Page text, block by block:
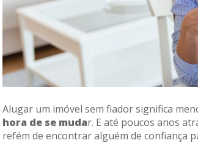
Alugar um imóvel sem fiador significa
hora de se mudar. E até poucos anos
refém de encontrar alguém de confiança